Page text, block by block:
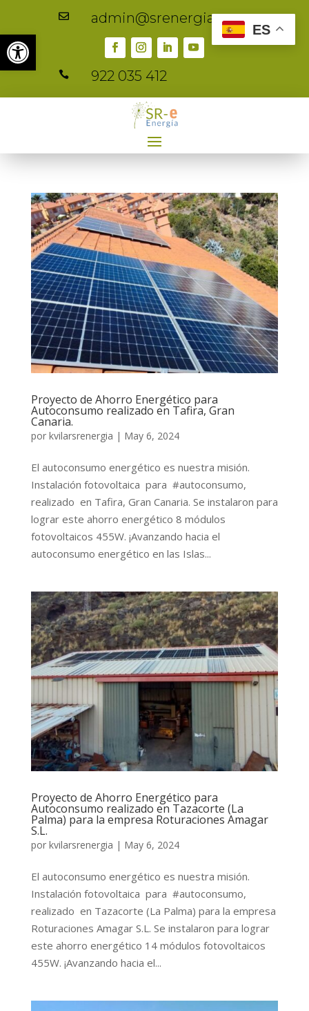
Abrir barra de herramientas
 admin@srenergia.es
 922 035 412
Proyecto de Ahorro Energético para
Autoconsumo realizado en Tafira, Gran
Canaria.
por kvilarsrenergia | May 6, 2024
El autoconsumo energético es nuestra misión.
Instalación fotovoltaica para #autoconsumo,
realizado en Tafira, Gran Canaria. Se instalaron para
lograr este ahorro energético 8 módulos
fotovoltaicos 455W. ¡Avanzando hacia el
autoconsumo energético en las Islas...
Proyecto de Ahorro Energético para
Autoconsumo realizado en Tazacorte (La
Palma) para la empresa Roturaciones Amagar
S.L.
por kvilarsrenergia | May 6, 2024
El autoconsumo energético es nuestra misión.
Instalación fotovoltaica para #autoconsumo,
realizado en Tazacorte (La Palma) para la empresa
Roturaciones Amagar S.L. Se instalaron para lograr
este ahorro energético 14 módulos fotovoltaicos
455W. ¡Avanzando hacia el...
ES